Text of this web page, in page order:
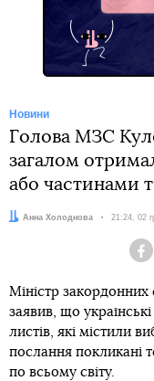
Новини
Голова МЗС
загалом
або частинами
Автор:
Анна Холоднова Дата:
21:24, 02
Міністр
заявив, що
листів, які містили
послання покликані
по всьому світу.